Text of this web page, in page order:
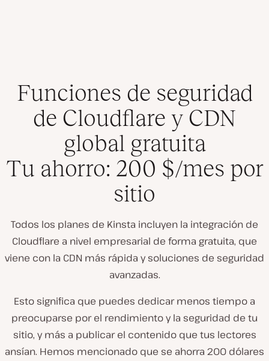
Funciones de seguridad
de Cloudflare y CDN
global gratuita
Tu ahorro: 200 $/mes por
sitio
Todos los planes de Kinsta incluyen la integración de
Cloudflare a nivel empresarial de forma gratuita, que
viene con la CDN más rápida y soluciones de seguridad
avanzadas.
Esto significa que puedes dedicar menos tiempo a
preocuparse por el rendimiento y la seguridad de tu
sitio, y más a publicar el contenido que tus lectores
ansían. Hemos mencionado que se ahorra 200 dólares